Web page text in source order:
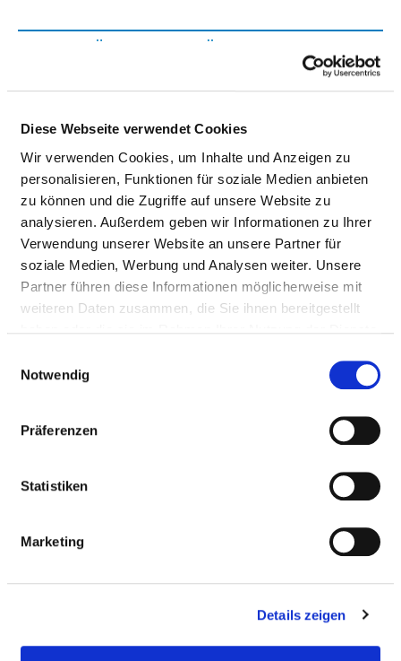
Diese Webseite verwendet Cookies
Wir verwenden Cookies, um Inhalte und Anzeigen zu
personalisieren, Funktionen für soziale Medien anbieten
zu können und die Zugriffe auf unsere Website zu
analysieren. Außerdem geben wir Informationen zu Ihrer
Verwendung unserer Website an unsere Partner für
soziale Medien, Werbung und Analysen weiter. Unsere
Partner führen diese Informationen möglicherweise mit
weiteren Daten zusammen, die Sie ihnen bereitgestellt
Notwendig
Präferenzen
Statistiken
Marketing
Details zeigen
KLINIK FÜR ORTHOPÄDIE, UNFALL-
Flemmingstraße 2
09116 Chemnitz
Tel.:0371-333-37010
Fax: 0371-333-37019
Mail:ed.cks@eigrurihcllafnu
Anfahrt
http://www.klinikumchemnitz.de
Dr. med. Ludwig Schütz (Chefarzt)
PERSONELLE AUSSTATTUNG